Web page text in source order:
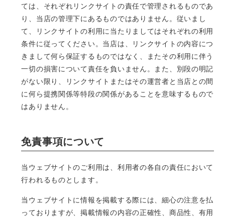
ては、それぞれリンクサイトの責任で管理されるものであ
り、当店の管理下にあるものではありません。従いまし
て、リンクサイトの利用に当たりましてはそれぞれの利用
条件に従ってください。当店は、リンクサイトの内容につ
きまして何ら保証するものではなく、またその利用に伴う
一切の損害について責任を負いません。また、別段の明記
がない限り、リンクサイトまたはその運営者と当店との間
に何ら提携関係等特段の関係があることを意味するもので
はありません。
免責事項について
当ウェブサイトのご利用は、利用者の各自の責任において
行われるものとします。
当ウェブサイトに情報を掲載する際には、細心の注意を払
っておりますが、掲載情報の内容の正確性、商品性、有用